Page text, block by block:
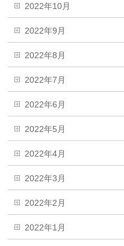
2022年10月
2022年9月
2022年8月
2022年7月
2022年6月
2022年5月
2022年4月
2022年3月
2022年2月
2022年1月